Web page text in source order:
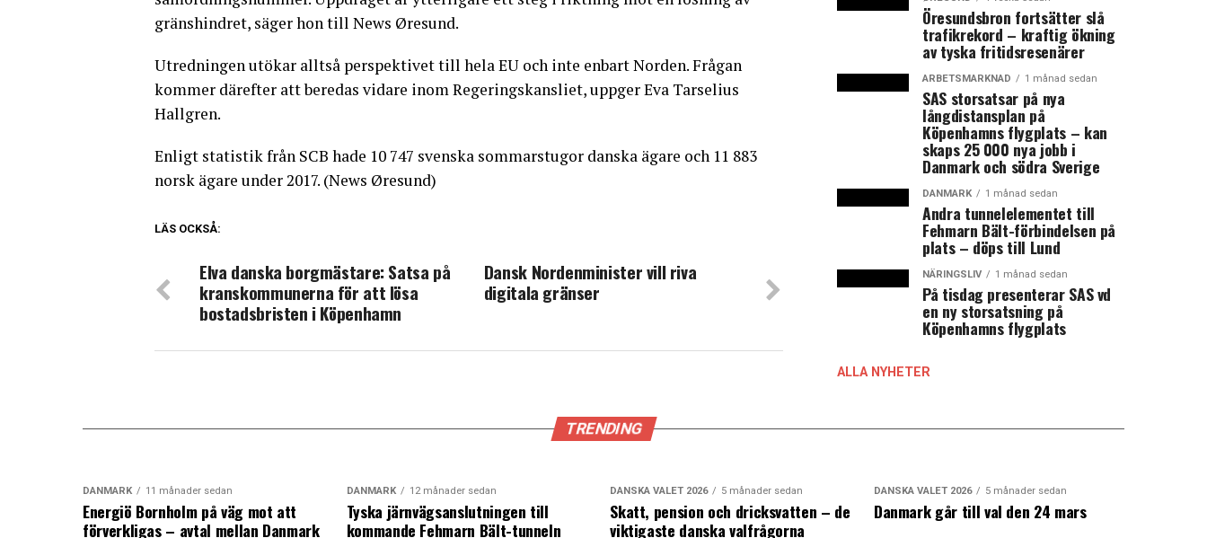
gränshindret, säger hon till News Øresund.
Utredningen utökar alltså perspektivet till hela EU och inte enbart Norden. Frågan
kommer därefter att beredas vidare inom Regeringskansliet, uppger Eva Tarselius
Hallgren.
Enligt statistik från SCB hade 10 747 svenska sommarstugor danska ägare och 11 883
norsk ägare under 2017. (News Øresund)
LÄS OCKSÅ:
Dansk Nordenminister vill riva
digitala gränser
Elva danska borgmästare: Satsa på
kranskommunerna för att lösa
bostadsbristen i Köpenhamn
Öresundsbron fortsätter slå
trafikrekord – kraftig ökning
av tyska fritidsresenärer
ARBETSMARKNAD 1 månad sedan
SAS storsatsar på nya
långdistansplan på
Köpenhamns flygplats – kan
skaps 25 000 nya jobb i
Danmark och södra Sverige
DANMARK 1 månad sedan
Andra tunnelelementet till
Fehmarn Bält-förbindelsen på
plats – döps till Lund
NÄRINGSLIV 1 månad sedan
På tisdag presenterar SAS vd
en ny storsatsning på
Köpenhamns flygplats
ALLA NYHETER
TRENDING
DANMARK 11 månader sedan
Energiö Bornholm på väg mot att
förverkligas – avtal mellan Danmark
DANMARK 12 månader sedan
Tyska järnvägsanslutningen till
kommande Fehmarn Bält-tunneln
DANSKA VALET 2026 5 månader sedan
Skatt, pension och dricksvatten – de
viktigaste danska valfrågorna
DANSKA VALET 2026 5 månader sedan
Danmark går till val den 24 mars